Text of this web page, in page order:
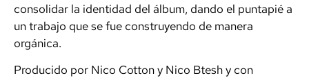
consolidar la identidad del álbum, dando el puntapié a
un trabajo que se fue construyendo de manera
orgánica.
Producido por Nico Cotton y Nico Btesh y con